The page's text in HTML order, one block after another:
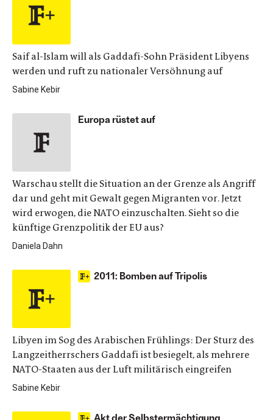
Saif al-Islam will als Gaddafi-Sohn Präsident Libyens
werden und ruft zu nationaler Versöhnung auf
Sabine Kebir
Europa rüstet auf
Warschau stellt die Situation an der Grenze als Angriff
dar und geht mit Gewalt gegen Migranten vor. Jetzt
wird erwogen, die NATO einzuschalten. Sieht so die
künftige Grenzpolitik der EU aus?
Daniela Dahn
2011: Bomben auf Tripolis
Libyen im Sog des Arabischen Frühlings: Der Sturz des
Langzeitherrschers Gaddafi ist besiegelt, als mehrere
NATO-Staaten aus der Luft militärisch eingreifen
Sabine Kebir
Akt der Selbstermächtigung